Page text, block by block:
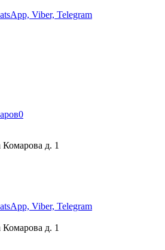
Viber, Telegram
0
д. 1
Viber, Telegram
д. 1